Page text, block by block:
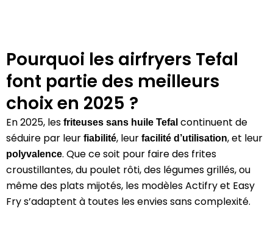
Pourquoi les airfryers Tefal
font partie des meilleurs
choix en 2025 ?
En 2025, les friteuses sans huile Tefal continuent de
séduire par leur fiabilité, leur facilité d’utilisation, et leur
polyvalence. Que ce soit pour faire des frites
croustillantes, du poulet rôti, des légumes grillés, ou
même des plats mijotés, les modèles Actifry et Easy
Fry s’adaptent à toutes les envies sans complexité.